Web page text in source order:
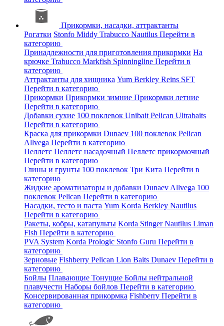
Прикормки, насадки, аттрактанты
Рогатки Stonfo Middy Trabucco Nautilus Перейти в
категорию
Принадлежности для приготовления прикормки На
крючке Trabucco Markfish Spinningline Перейти в
категорию
Аттрактанты для хищника Yum Berkley Reins SFT
Перейти в категорию
Прикормки Прикормки зимние Прикормки летние
Перейти в категорию
Добавки сухие 100 поклевок Unibait Pelican Ultrabaits
Перейти в категорию
Краска для прикормки Dunaev 100 поклевок Pelican
Allvega Перейти в категорию
Пеллетс Пеллетс насадочный Пеллетс прикормочный
Перейти в категорию
Глины и грунты 100 поклевок Три Кита Перейти в
категорию
Жидкие ароматизаторы и добавки Dunaev Allvega 100
поклевок Pelican Перейти в категорию
Насадки, тесто и паста Yum Korda Berkley Nautilus
Перейти в категорию
Ракеты, кобры, катапульты Korda StingerNautilus Liman
Fish Перейти в категорию
PVA System Korda Prologic Stonfo Guru Перейти в
категорию
Зерновые Fishberry Pelican Lion Baits Dunaev Перейти в
категорию
Бойлы Плавающие Тонущие Бойлы нейтральной
плавучести Наборы бойлов Перейти в категорию
Консервированная прикормка Fishberry Перейти в
категорию